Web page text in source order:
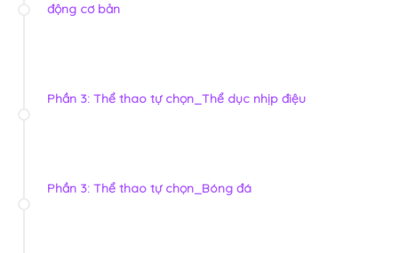
động cơ bản
Phần 3: Thể thao tự chọn_Thể dục nhịp điệu
Phần 3: Thể thao tự chọn_Bóng đá